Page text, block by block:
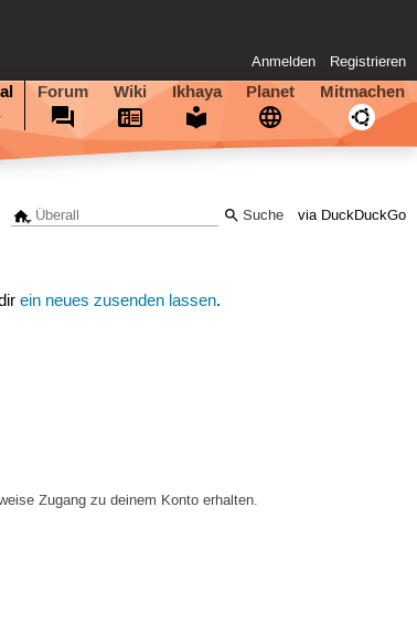
Anmelden Registrieren
Forum Wiki Ikhaya Planet Mitmachen
via DuckDuckGo
ein neues zusenden lassen.
Zugang zu deinem Konto erhalten.